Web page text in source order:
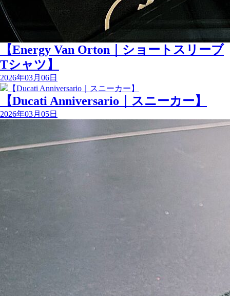
【Energy Van Orton｜ショートスリーブ
Tシャツ】
2026年03月06日
【Ducati Anniversario｜スニーカー】
2026年03月05日